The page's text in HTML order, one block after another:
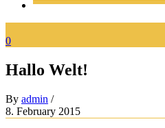
0
Hallo Welt!
By admin /
8. February 2015